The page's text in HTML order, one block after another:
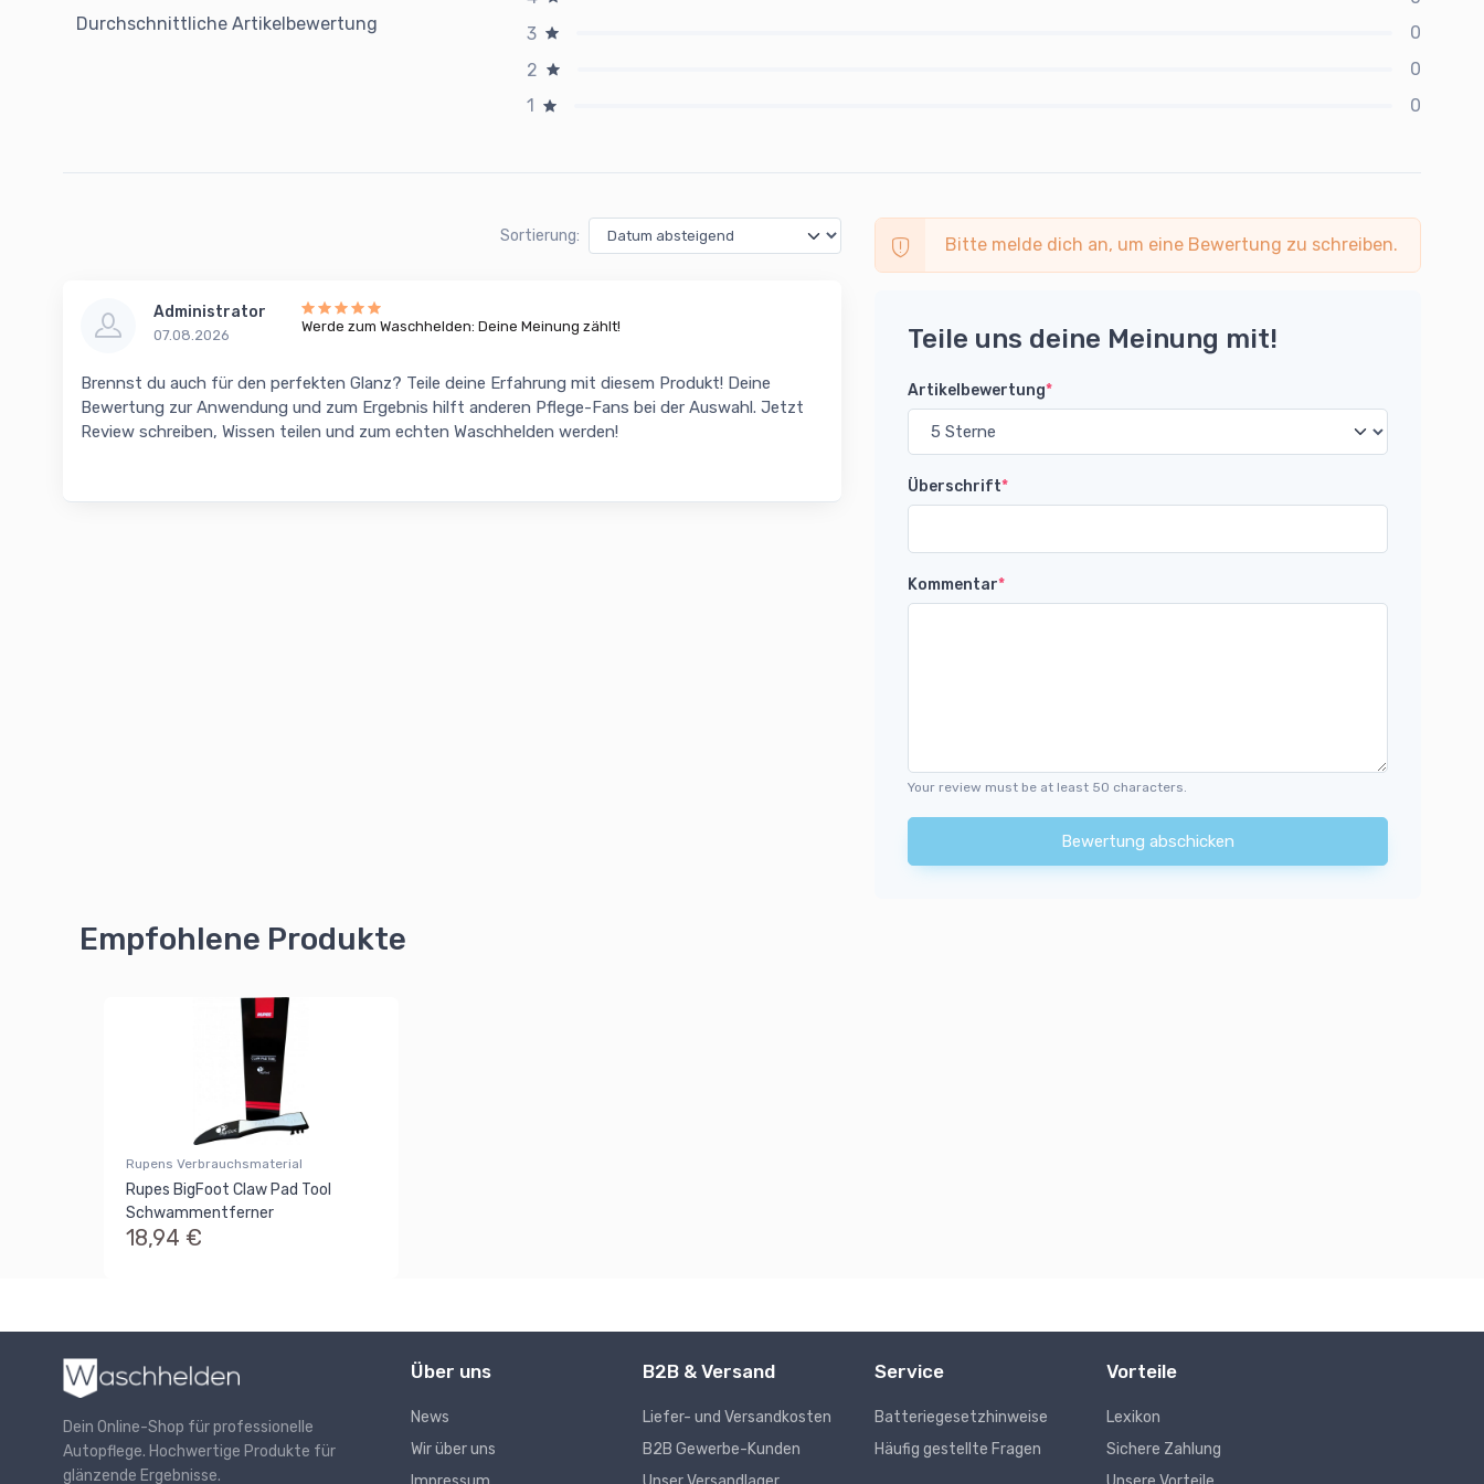
Durchschnittliche Artikelbewertung
3
0
2
0
1
0
Sortierung:
Administrator
07.08.2026
Werde zum Waschhelden: Deine Meinung zählt!
Brennst du auch für den perfekten Glanz? Teile deine Erfahrung mit diesem Produkt! Deine
Bewertung zur Anwendung und zum Ergebnis hilft anderen Pflege-Fans bei der Auswahl. Jetzt
Review schreiben, Wissen teilen und zum echten Waschhelden werden!
Bitte melde dich an, um eine Bewertung zu schreiben.
Teile uns deine Meinung mit!
Artikelbewertung*
Überschrift*
Kommentar*
Your review must be at least 50 characters.
Bewertung abschicken
Empfohlene Produkte
Rupens Verbrauchsmaterial
Rupes BigFoot Claw Pad Tool
Schwammentferner
18,94 €
Dein Online-Shop für professionelle
Autopflege. Hochwertige Produkte für
glänzende Ergebnisse.
Über uns
News
Wir über uns
B2B & Versand
Liefer- und Versandkosten
B2B Gewerbe-Kunden
Service
Batteriegesetzhinweise
Häufig gestellte Fragen
Vorteile
Lexikon
Sichere Zahlung